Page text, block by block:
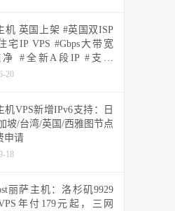
机 英国上架 #英国双ISP
宅IP VPS #Gbps大带宽
净 #全新A段IP #支持
解锁BBC iPlayer
20
机VPS新增IPv6支持：日
坡/台湾/英国/西雅图节点
申请
18
丽萨主机：洛杉矶9929
年付179元起，三网